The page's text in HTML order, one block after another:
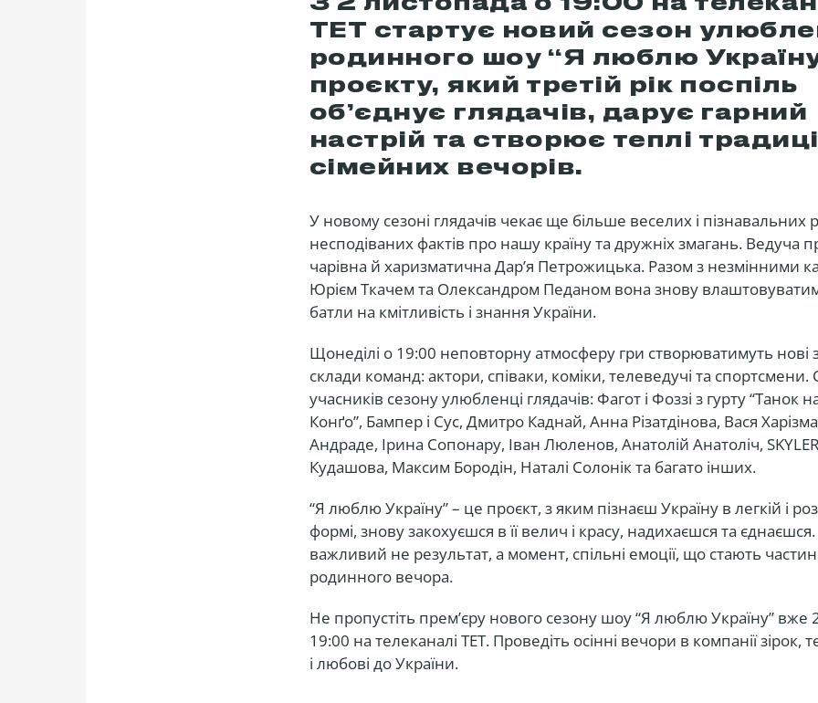
ТЕТ стартує новий сезон
родинного шоу “Я люблю
проєкту, який третій рік поспіль
об’єднує глядачів, дарує гарний
настрій та створює теплі
сімейних вечорів.
У новому сезоні глядачів чекає ще більше веселих і пізнавальних
несподіваних фактів про нашу країну та дружніх змагань. Ведуча
чарівна й харизматична Дар’я Петрожицька. Разом з незмінними
Юрієм Ткачем та Олександром Педаном вона знову
батли на кмітливість і знання України.
Щонеділі о 19:00 неповторну атмосферу гри створюватимуть нові
склади команд: актори, співаки, коміки, телеведучі та спортсмени.
учасників сезону улюбленці глядачів: Фагот і Фоззі з гурту “Танок
Конґо”, Бампер і Сус, Дмитро Каднай, Анна Різатдінова, Вася
Андраде, Ірина Сопонару, Іван Люленов, Анатолій Анатоліч,
Кудашова, Максим Бородін, Наталі Солонік та багато інших.
“Я люблю Україну” – це проєкт, з яким пізнаєш Україну в легкій і
формі, знову закохуєшся в її велич і красу, надихаєшся та
важливий не результат, а момент, спільні емоції, що стають
родинного вечора.
Не пропустіть прем’єру нового сезону шоу “Я люблю Україну” вже
19:00 на телеканалі ТЕТ. Проведіть осінні вечори в компанії зірок,
і любові до України.